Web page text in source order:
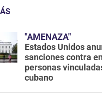
"AMENAZA"
Estados Unidos
sanciones contra
personas
cubano